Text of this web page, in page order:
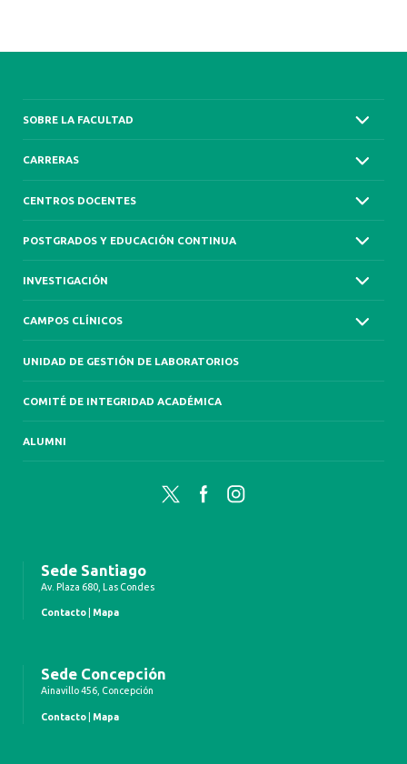
SOBRE LA FACULTAD
CARRERAS
CENTROS DOCENTES
POSTGRADOS Y EDUCACIÓN CONTINUA
INVESTIGACIÓN
CAMPOS CLÍNICOS
UNIDAD DE GESTIÓN DE LABORATORIOS
COMITÉ DE INTEGRIDAD ACADÉMICA
ALUMNI
Twitter FacebookInstagram
Sede Santiago
Av. Plaza 680, Las Condes
Contacto Mapa
Sede Concepción
Ainavillo 456, Concepción
Contacto Mapa